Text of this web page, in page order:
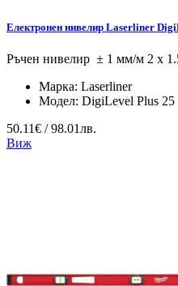
Електронен нивелир Laserliner
Ръчен нивелир ± 1 мм/м 2 x
Марка: Laserliner
Модел: DigiLevel Plus 25
50.11€ / 98.01лв.
Виж